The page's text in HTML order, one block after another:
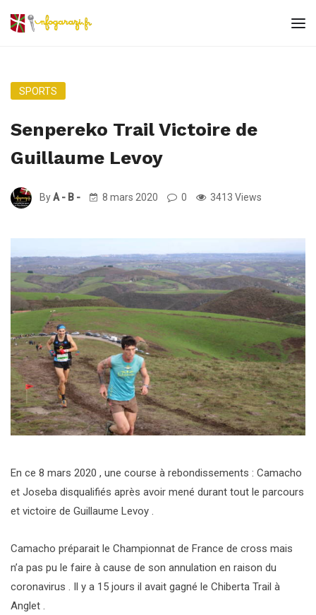
SPORTS
Senpereko Trail Victoire de
Guillaume Levoy
ByA - B - 8 mars 2020 0 3413 Views
En ce 8 mars 2020 , une course à rebondissements : Camacho
et Joseba disqualifiés après avoir mené durant tout le parcours
et victoire de Guillaume Levoy .
Camacho préparait le Championnat de France de cross mais
n’a pas pu le faire à cause de son annulation en raison du
coronavirus . Il y a 15 jours il avait gagné le Chiberta Trail à
Anglet .